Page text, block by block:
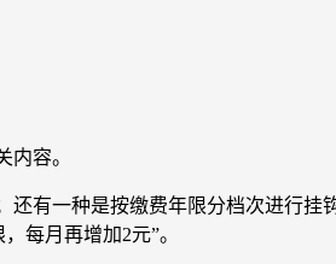
容。
有一种是按缴费年限分档次进行挂
每月再增加2元”。